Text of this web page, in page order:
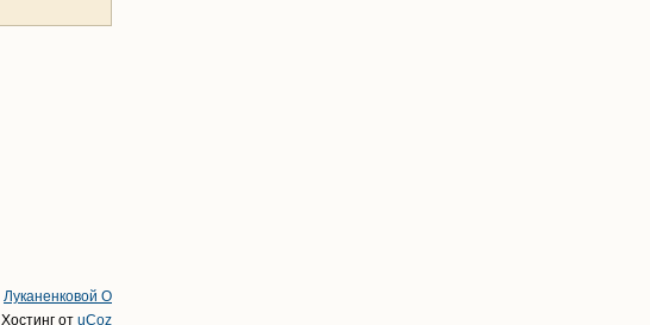
Луканенковой О
Хостинг от uCoz